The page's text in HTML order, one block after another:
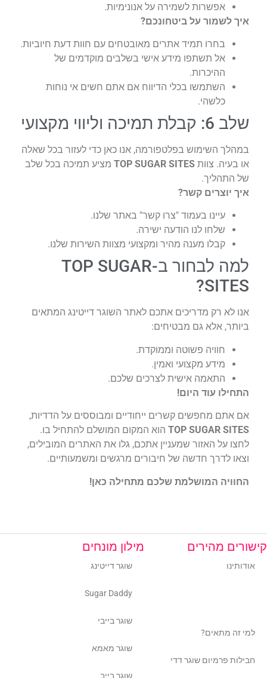
אפשרות לשמירה על אנונימיות.
איך לשמור על ביטחונכם?
בחרו תמיד אתרים מאובטחים עם חוות דעת חיוביות.
אל תשתפו מידע אישי בשלבים מוקדמים של
ההיכרות.
השתמשו בכלי הדיווח אם אתם חשים אי נוחות
כלשהי.
שלב 6: קבלת תמיכה וליווי מקצועי
במהלך השימוש בפלטפורמה, אנו כאן כדי לעזור בכל שאלה
או בעיה. צוות TOP SUGAR SITES מציע תמיכה בכל שלב
של התהליך.
איך יוצרים קשר?
עיינו בעמוד "צרו קשר" באתר שלנו.
שלחו לנו הודעה ישירה.
קבלו מענה מהיר ומקצועי מצוות השירות שלנו.
למה לבחור ב-TOP SUGAR
SITES?
אנו לא רק מדריכים אתכם לאתר השוגר דייטינג המתאים
ביותר, אלא גם מבטיחים:
חוויה פשוטה וממוקדת.
מידע מקצועי ואמין.
התאמה אישית לצרכים שלכם.
התחילו עוד היום!
אם אתם מחפשים קשרים ייחודיים ומבוססים על הדדיות,
TOP SUGAR SITES הוא המקום המושלם להתחיל בו.
לחצו על האזור שמעניין אתכם, גלו את האתרים המובילים,
וצאו לדרך חדשה של חיבורים מרגשים ומשמעותיים.
החוויה המושלמת שלכם מתחילה כאן!
מילון מונחים
שוגר דייטינג
Sugar Daddy
שוגר בייבי
שוגר מאמא
שוגר בייב
קישורים מהירים
אודותינו
למי זה מתאים?
חבילות פרמיום שוגר דדי